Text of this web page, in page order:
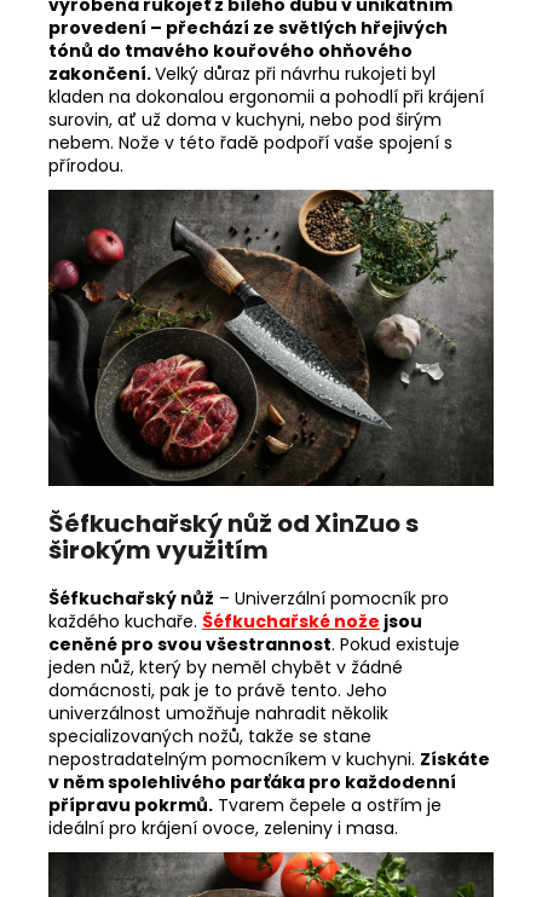
provedení – přechází ze světlých hřejivých
tónů do tmavého kouřového ohňového
zakončení.Velký důraz při návrhu rukojeti byl
kladen na dokonalou ergonomii a pohodlí při krájení
surovin, ať už doma v kuchyni, nebo pod širým
nebem. Nože v této řadě podpoří vaše spojení s
přírodou.
Šéfkuchařský nůž od XinZuo s
širokým využitím
Šéfkuchařský nůž – Univerzální pomocník pro
každého kuchaře. Šéfkuchařské nože jsou
ceněné pro svou všestrannost. Pokud existuje
jeden nůž, který by neměl chybět v žádné
domácnosti, pak je to právě tento. Jeho
univerzálnost umožňuje nahradit několik
specializovaných nožů, takže se stane
nepostradatelným pomocníkem v kuchyni. Získáte
v něm spolehlivého parťáka pro každodenní
přípravu pokrmů. Tvarem čepele a ostřím je
ideální pro krájení ovoce, zeleniny i masa.